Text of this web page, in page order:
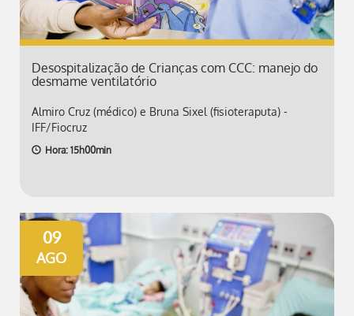
Desospitalização de Crianças com CCC: manejo do
desmame ventilatório
Almiro Cruz (médico) e Bruna Sixel (fisioteraputa) -
IFF/Fiocruz
Hora: 15h00min
09
AGO